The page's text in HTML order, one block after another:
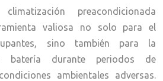
preacondicionada
valiosa no solo para el
sino también para la
batería durante periodos de
ambientales adversas.